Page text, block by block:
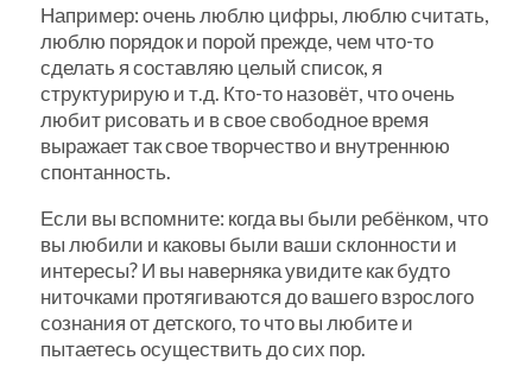
Например: очень люблю цифры, люблю считать,
люблю порядок и порой прежде, чем что-то
сделать я составляю целый список, я
структурирую и т.д. Кто-то назовёт, что очень
любит рисовать и в свое свободное время
выражает так свое творчество и внутреннюю
спонтанность.
Если вы вспомните: когда вы были ребёнком, что
вы любили и каковы были ваши склонности и
интересы? И вы наверняка увидите как будто
ниточками протягиваются до вашего взрослого
сознания от детского, то что вы любите и
пытаетесь осуществить до сих пор.